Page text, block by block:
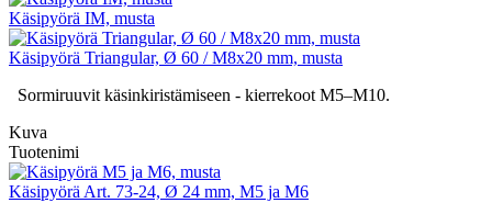
Käsipyörä IM, musta
Käsipyörä Triangular, Ø 60 / M8x20 mm, musta
Sormiruuvit käsinkiristämiseen - kierrekoot M5–M10.
Kuva
Tuotenimi
Käsipyörä Art. 73-24, Ø 24 mm, M5 ja M6